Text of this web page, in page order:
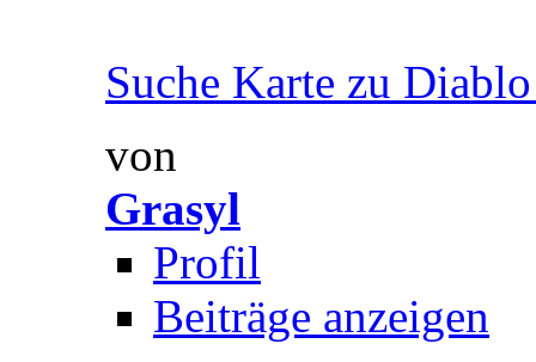
Suche Karte zu
von
Grasyl
Profil
Beiträge anzeigen